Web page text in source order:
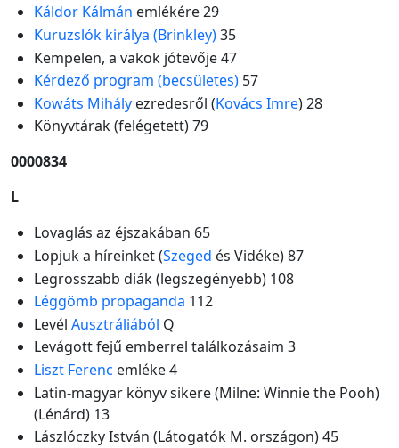
Káldor Kálmán emlékére 29
Kuruzslók királya (Brinkley)35
Kempelen, a vakok jótevője 47
Kérdező program (becsületes)57
Kowáts Mihályezredesről (Kovács Imre) 28
Könyvtárak (felégetett) 79
0000834
L
Lovaglás az éjszakában 65
Lopjuk a híreinket (Szeged és Vidéke) 87
Legrosszabb diák (legszegényebb) 108
Léggömb propaganda 112
Levél Ausztráliából Q
Levágott fejű emberrel találkozásaim 3
Liszt Ferenc emléke 4
Latin-magyar könyv sikere (Milne: Winnie the Pooh)
(Lénárd) 13
Lászlóczky István (Látogatók M. országon) 45